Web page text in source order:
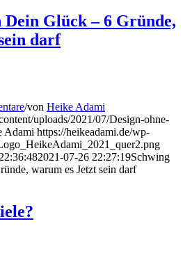
Dein Glück – 6 Gründe,
darf
/von Heike Adami
uploads/2021/07/Design-ohne-
Adami https://heikeadami.de/wp-
2021-07-26 22:27:19Schwing
warum es Jetzt sein darf